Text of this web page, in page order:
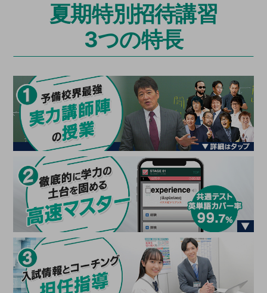
夏期特別招待講習
3つの特長